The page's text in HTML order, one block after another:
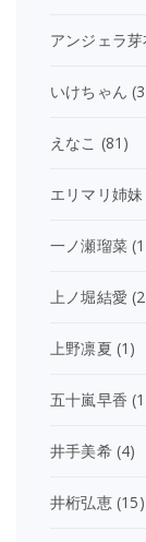
アンジェラ芽
いけちゃん
えなこ (81)
エリマリ姉妹
一ノ瀬瑠菜
上ノ堀結愛
上野凛夏 (1)
五十嵐早香
井手美希(4)
井桁弘恵(15)